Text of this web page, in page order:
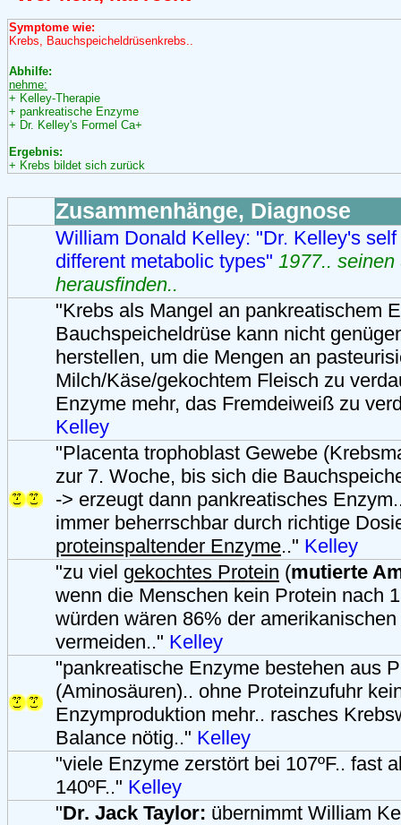
Symptome wie:
Krebs, Bauchspeicheldrüsenkrebs..
Abhilfe:
nehme:
+ Kelley-Therapie
+ pankreatische Enzyme
+ Dr. Kelley's Formel Ca+
Ergebnis:
+ Krebs bildet sich zurück
Zusammenhänge, Diagnose
William Donald Kelley: "Dr. Kelley's
different metabolic types" 1977..
herausfinden..
"Krebs als Mangel an pankreatischem
Bauchspeicheldrüse kann nicht
herstellen, um die Mengen an
Milch/Käse/gekochtem Fleisch zu
Enzyme mehr, das Fremdeiweiß zu
Kelley
"Placenta trophoblast Gewebe
zur 7. Woche, bis sich die
-> erzeugt dann pankreatisches
immer beherrschbar durch richtige
proteinspaltender Enzyme.." Kelley
"zu viel gekochtes Protein (mutierte
wenn die Menschen kein Protein nach
würden wären 86% der
vermeiden.." Kelley
"pankreatische Enzyme bestehen aus
(Aminosäuren).. ohne Proteinzufuhr
Enzymproduktion mehr.. rasches
Balance nötig.." Kelley
"viele Enzyme zerstört bei 107ºF.. fast
140ºF.." Kelley
"Dr. Jack Taylor: übernimmt William